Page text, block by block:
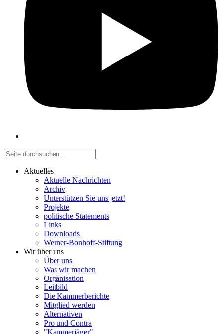
Aktuelles
Aktuelle Nachrichten
Archiv
Unterstützen Sie uns jetzt!
Projekte
politische Statements
Links
Downloads
Werner-Bonhoff-Stiftung
Wir über uns
Über uns
Was wir machen
Organisation
Leitbild
Die Kammerberichte
Mitglied werden
Alternativen
Pro und Contra
"Kammerjäger"